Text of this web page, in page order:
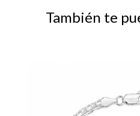
También te